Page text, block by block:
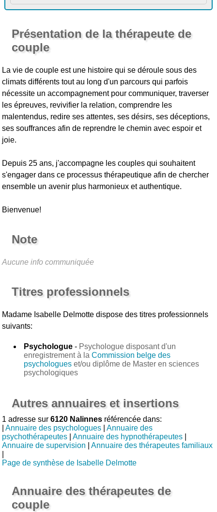
Présentation de la thérapeute de
couple
La vie de couple est une histoire qui se déroule sous des
climats différents tout au long d'un parcours qui parfois
nécessite un accompagnement pour communiquer, traverser
les épreuves, revivifier la relation, comprendre les
malentendus, redire ses attentes, ses désirs, ses déceptions,
ses souffrances afin de reprendre le chemin avec espoir et
joie.
Depuis 25 ans, j'accompagne les couples qui souhaitent
s'engager dans ce processus thérapeutique afin de chercher
ensemble un avenir plus harmonieux et authentique.
Bienvenue!
Note
Aucune info communiquée
Titres professionnels
Madame Isabelle Delmotte dispose des titres professionnels
suivants:
Psychologue - Psychologue disposant d'un
enregistrement à laCommission belge des
psychologues et/ou diplôme de Master en sciences
psychologiques
Autres annuaires et insertions
1 adresse sur6120 Nalinnes référencée dans:
|Annuaire des psychologues |Annuaire des
psychothérapeutes |Annuaire des hypnothérapeutes
Annuaire de supervision |Annuaire des thérapeutes familiaux
Page de synthèse de Isabelle Delmotte
Annuaire des thérapeutes de
couple